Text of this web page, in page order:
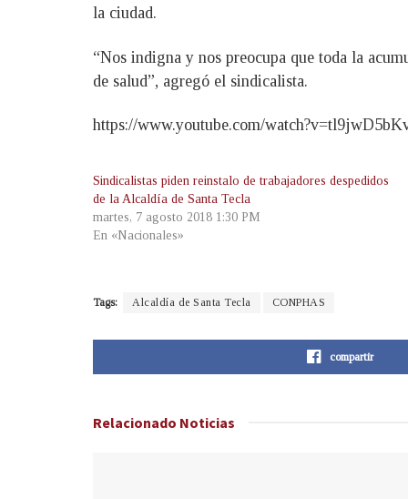
la ciudad.
“Nos indigna y nos preocupa que toda la
de salud”, agregó el sindicalista.
https://www.youtube.com/
Sindicalistas piden reinstalo de trabajadores despedidos
de la Alcaldía de Santa Tecla
martes, 7 agosto 2018 1:30 PM
En «Nacionales»
Tags: Alcaldía de Santa Tecla CONPHAS
compartir
Relacionado Noticias